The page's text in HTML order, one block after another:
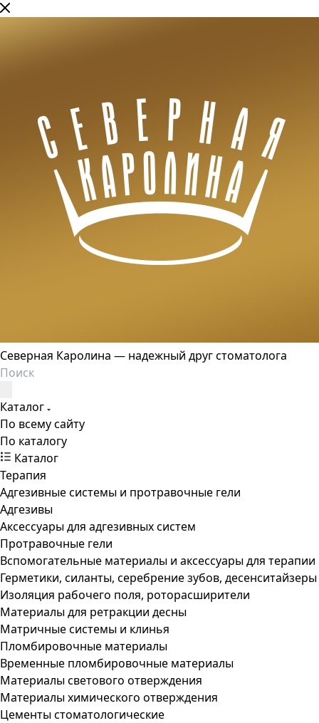
Северная Каролина — надежный друг стоматолога
Каталог
По всему сайту
По каталогу
Каталог
Терапия
Адгезивные системы и протравочные гели
Адгезивы
Аксессуары для адгезивных систем
Протравочные гели
Вспомогательные материалы и аксессуары для терапии
Герметики, силанты, серебрение зубов, десенситайзеры
Изоляция рабочего поля, роторасширители
Материалы для ретракции десны
Матричные системы и клинья
Пломбировочные материалы
Временные пломбировочные материалы
Материалы светового отверждения
Материалы химического отверждения
Цементы стоматологические